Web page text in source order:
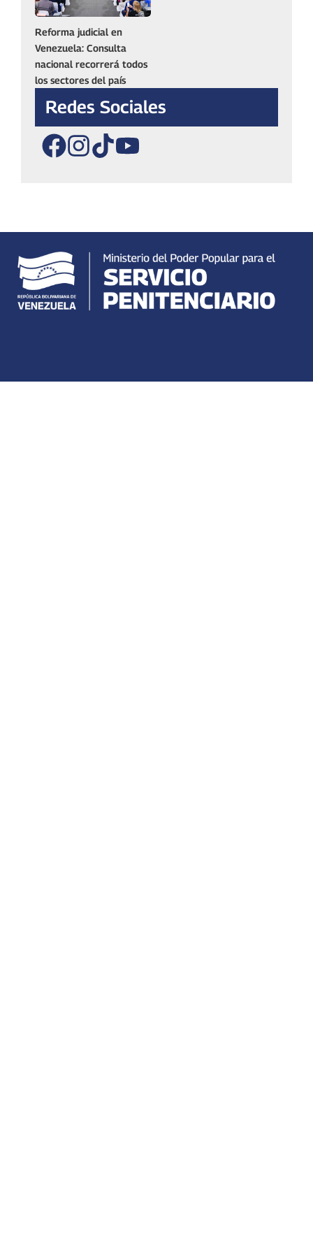
Reforma judicial en
Venezuela: Consulta
nacional recorrerá todos
los sectores del país
Redes Sociales